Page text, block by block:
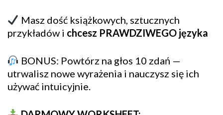
Masz dość książkowych, sztucznych
przykładów i chcesz PRAWDZIWEGO języka
BONUS: Powtórz na głos 10 zdań —
utrwalisz nowe wyrażenia i nauczysz się ich
używać intuicyjnie.